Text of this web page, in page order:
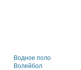
Водное поло
Волейбол